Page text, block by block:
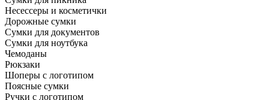
Несессеры и косметички
Дорожные сумки
Сумки для документов
Сумки для ноутбука
Чемоданы
Рюкзаки
Шоперы с логотипом
Поясные сумки
Ручки с логотипом